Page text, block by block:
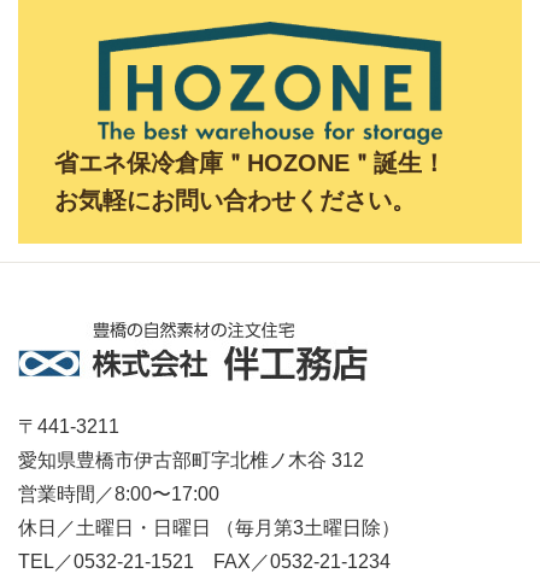
省エネ保冷倉庫＂HOZONE＂誕生！
お気軽にお問い合わせください。
〒441-3211
愛知県豊橋市伊古部町字北椎ノ木谷 312
営業時間／8:00〜17:00
休日／土曜日・日曜日 （毎月第3土曜日除）
TEL／0532-21-1521 FAX／0532-21-1234